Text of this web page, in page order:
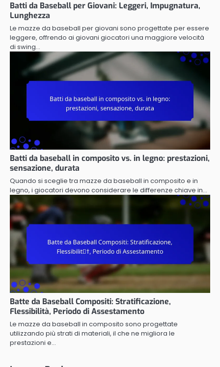
Batti da Baseball per Giovani: Leggeri, Impugnatura,
Lunghezza
Le mazze da baseball per giovani sono progettate per essere
leggere, offrendo ai giovani giocatori una maggiore velocità
di swing…
Batti da baseball in composito vs. in legno: prestazioni,
sensazione, durata
Quando si sceglie tra mazze da baseball in composito e in
legno, i giocatori devono considerare le differenze chiave in…
Batte da Baseball Compositi: Stratificazione,
Flessibilità, Periodo di Assestamento
Le mazze da baseball in composito sono progettate
utilizzando più strati di materiali, il che ne migliora le
prestazioni e…